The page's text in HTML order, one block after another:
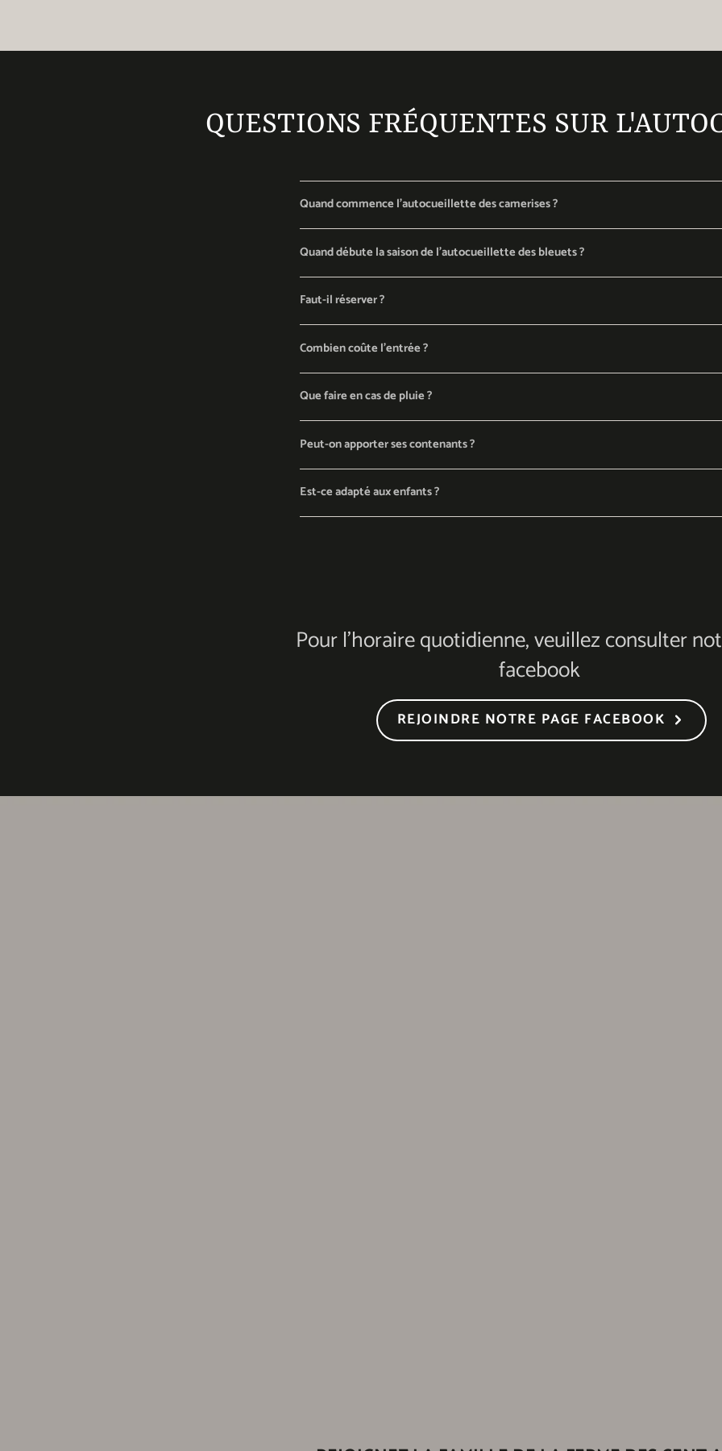
QUESTIONS FRÉQUENTES SUR
Quand commence l'autocueillette des camerises ?
Quand débute la saison de l'autocueillette des bleuets ?
Faut-il réserver ?
Combien coûte l'entrée ?
Que faire en cas de pluie ?
Peut-on apporter ses contenants ?
Est-ce adapté aux enfants ?
Pour l'horaire quotidienne, veuillez consulter
facebook
REJOINDRE NOTRE PAGE FACEBOOK